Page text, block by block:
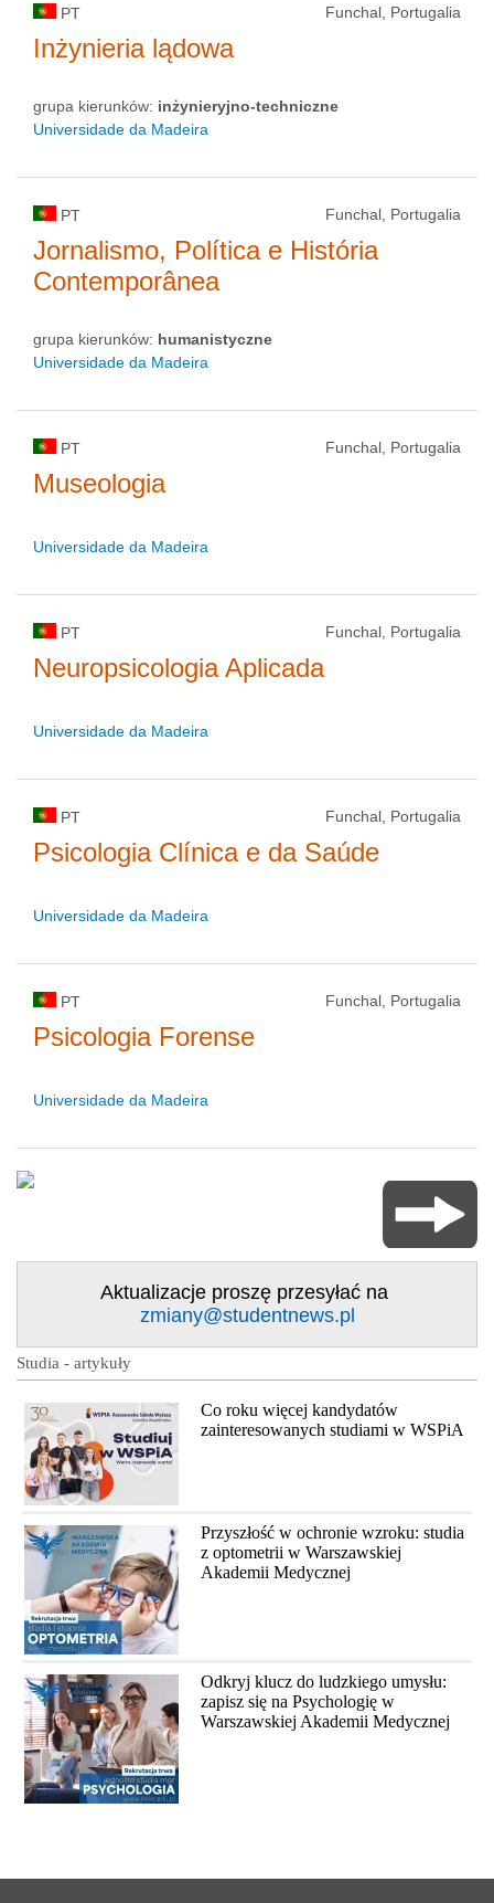
PT Funchal, Portugalia
Inżynieria lądowa
grupa kierunków: inżynieryjno-techniczne
Universidade da Madeira
PT Funchal, Portugalia
Jornalismo, Política e História
Contemporânea
grupa kierunków: humanistyczne
Universidade da Madeira
PT Funchal, Portugalia
Museologia
Universidade da Madeira
PT Funchal, Portugalia
Neuropsicologia Aplicada
Universidade da Madeira
PT Funchal, Portugalia
Psicologia Clínica e da Saúde
Universidade da Madeira
PT Funchal, Portugalia
Psicologia Forense
Universidade da Madeira
Aktualizacje proszę przesyłać na
zmiany@studentnews.pl
Studia - artykuły
Co roku więcej kandydatów
zainteresowanych studiami w WSPiA
Przyszłość w ochronie wzroku: studia
z optometrii w Warszawskiej
Akademii Medycznej
Odkryj klucz do ludzkiego umysłu:
zapisz się na Psychologię w
Warszawskiej Akademii Medycznej